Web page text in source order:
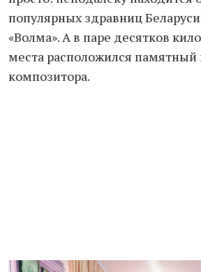
популярных здравниц
«Волма». А в паре десятков
места расположился памятный
композитора.